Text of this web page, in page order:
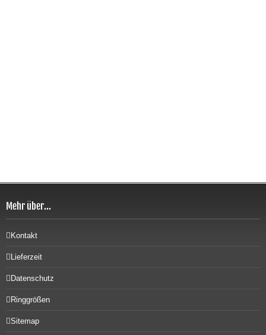
Mehr über...
Kontakt
Lieferzeit
Datenschutz
Ringgrößen
Sitemap